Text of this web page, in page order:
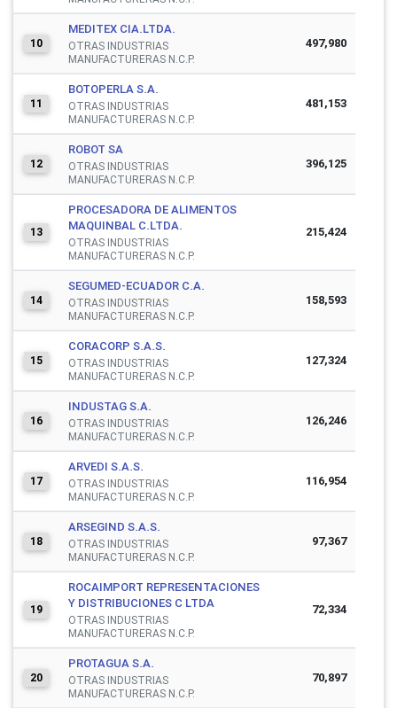
10
MEDITEX CIA.LTDA.
OTRAS INDUSTRIAS
MANUFACTURERAS N.C.P.
497,980
11
BOTOPERLA S.A.
OTRAS INDUSTRIAS
MANUFACTURERAS N.C.P.
481,153
12
ROBOT SA
OTRAS INDUSTRIAS
MANUFACTURERAS N.C.P.
396,125
13
PROCESADORA DE ALIMENTOS
MAQUINBAL C.LTDA.
OTRAS INDUSTRIAS
MANUFACTURERAS N.C.P.
215,424
14
SEGUMED-ECUADOR C.A.
OTRAS INDUSTRIAS
MANUFACTURERAS N.C.P.
158,593
15
CORACORP S.A.S.
OTRAS INDUSTRIAS
MANUFACTURERAS N.C.P.
127,324
16
INDUSTAG S.A.
OTRAS INDUSTRIAS
MANUFACTURERAS N.C.P.
126,246
17
ARVEDI S.A.S.
OTRAS INDUSTRIAS
MANUFACTURERAS N.C.P.
116,954
18
ARSEGIND S.A.S.
OTRAS INDUSTRIAS
MANUFACTURERAS N.C.P.
97,367
19
ROCAIMPORT REPRESENTACIONES
Y DISTRIBUCIONES C LTDA
OTRAS INDUSTRIAS
MANUFACTURERAS N.C.P.
72,334
20
PROTAGUA S.A.
OTRAS INDUSTRIAS
MANUFACTURERAS N.C.P.
70,897